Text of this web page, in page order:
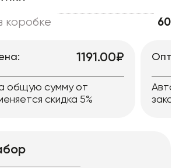
коробке 60
1191.00₽
общую сумму от
скидка 5%